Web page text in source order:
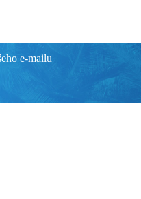
vhodnou dispozicí i
De Mar je velmi pěkně
místnost a salonek
e-mailu